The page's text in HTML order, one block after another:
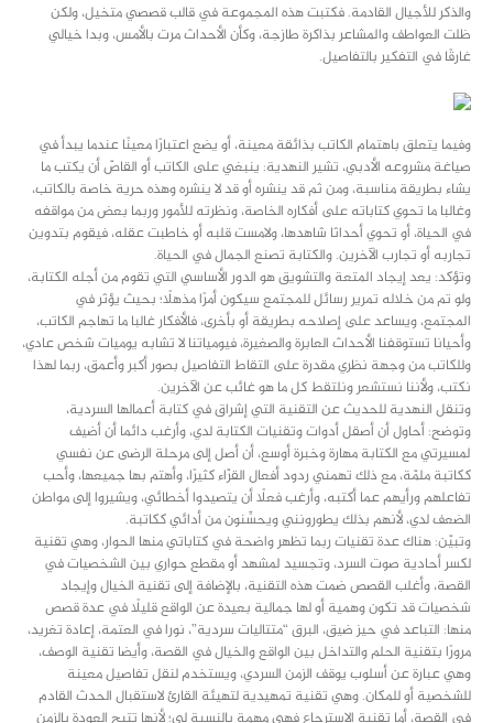
والذكر للأجيال القادمة. فكتبت هذه المجموعة في قالب قصصي متخيل، ولكن
ظلت العواطف والمشاعر بذاكرة طازجة، وكأن الأحداث مرت بالأمس، وبدا خيالي
غارقًا في التفكير بالتفاصيل.
وفيما يتعلق باهتمام الكاتب بذائقة معينة، أو يضع اعتبارًا معينًا عندما يبدأ في
صياغة مشروعه الأدبي، تشير النهدية: ينبغي على الكاتب أو القاصّ أن يكتب ما
يشاء بطريقة مناسبة، ومن ثم قد ينشره أو قد لا ينشره وهذه حرية خاصة بالكاتب،
وغالبا ما تحوي كتاباته على أفكاره الخاصة، ونظرته للأمور وربما بعض من مواقفه
في الحياة، أو تحوي أحداثا شاهدها، ولامست قلبه أو خاطبت عقله، فيقوم بتدوين
تجاربه أو تجارب الآخرين. والكتابة تصنع الجمال في الحياة.
وتؤكد: يعد إيجاد المتعة والتشويق هو الدور الأساسي التي تقوم من أجله الكتابة،
ولو تم من خلاله تمرير رسائل للمجتمع سيكون أمرًا مذهلًا؛ بحيث يؤثر في
المجتمع، ويساعد على إصلاحه بطريقة أو بأخرى، فالأفكار غالبا ما تهاجم الكاتب،
وأحيانا تستوقفنا الأحداث العابرة والصغيرة، فيومياتنا لا تشابه يوميات شخص عادي،
وللكاتب من وجهة نظري مقدرة على التقاط التفاصيل بصور أكبر وأعمق، ربما لهذا
نكتب، ولأننا نستشعر ونلتقط كل ما هو غائب عن الآخرين.
وتنقل النهدية للحديث عن التقنية التي إشراق في كتابة أعمالها السردية،
وتوضح: أحاول أن أصقل أدوات وتقنيات الكتابة لدي، وأرغب دائما أن أضيف
لمسيرتي مع الكتابة مهارة وخبرة أوسع، أن أصل إلى مرحلة الرضى عن نفسي
ككاتبة ملمّة، مع ذلك تهمني ردود أفعال القرّاء كثيرًا، وأهتم بها جميعها، وأحب
تفاعلهم ورأيهم عما أكتبه، وأرغب فعلًا أن يتصيدوا أخطائي، ويشيروا إلى مواطن
الضعف لدي، لأنهم بذلك يطورونني ويحسِّنون من أدائي ككاتبة.
وتبيّن: هناك عدة تقنيات ربما تظهر واضحة في كتاباتي منها الحوار، وهي تقنية
لكسر أحادية صوت السرد، وتجسيد لمشهد أو مقطع حواري بين الشخصيات في
القصة، وأغلب القصص ضمت هذه التقنية، بالإضافة إلى تقنية الخيال وإيجاد
شخصيات قد تكون وهمية أو لها جمالية بعيدة عن الواقع قليلًا في عدة قصص
منها: التباعد في حيز ضيق، البرق “متتاليات سردية”، نورا في العتمة، إعادة تغريد،
مرورًا بتقنية الحلم والتداخل بين الواقع والخيال في القصة، وأيضا تقنية الوصف،
وهي عبارة عن أسلوب يوقف الزمن السردي، ويستخدم لنقل تفاصيل معينة
للشخصية أو للمكان. وهي تقنية تمهيدية لتهيئة القارئ لاستقبال الحدث القادم